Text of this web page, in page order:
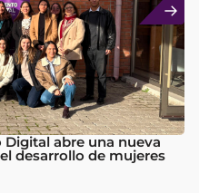
Digital abre una nueva
desarrollo de mujeres